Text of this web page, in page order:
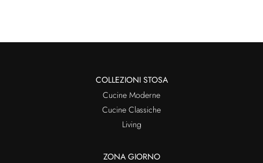
COLLEZIONI STOSA
Cucine Moderne
Cucine Classiche
Living
ZONA GIORNO